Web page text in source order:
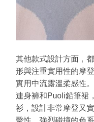
其他款式設計方面，
形與注重實用性的摩
實用中流露溫柔感性
連身褲和Puoli鉛筆裙
衫，設計非常摩登又